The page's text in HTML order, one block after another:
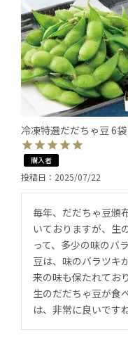
冷凍特選だだちゃ豆 6袋
購入者
投稿日 2025/07/22
毎年、だだちゃ豆頒
いておりますが、生
って、多少の味のバ
豆は、味のバラツキ
来の味も保たれてお
生のだだちゃ豆が食
は、非常に良いですね